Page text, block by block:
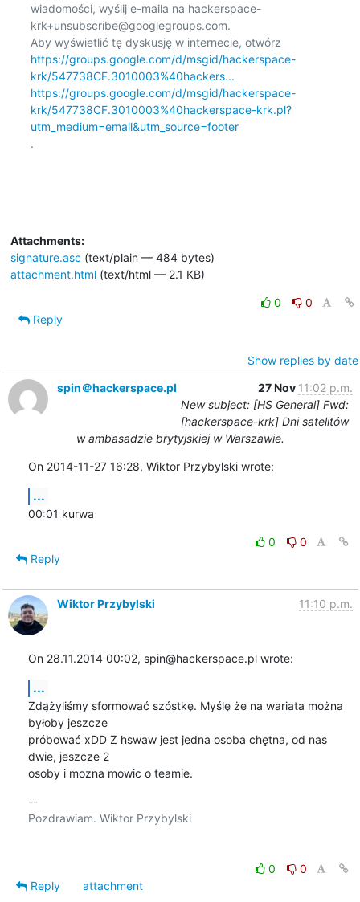
wiadomości, wyślij e-maila na hackerspace-
krk+unsubscribe@googlegroups.com.
https://groups.google.com/d/msgid/hackerspace-
krk/547738CF.3010003%40hackers...
https://groups.google.com/d/msgid/hackerspace-
krk/547738CF.3010003%40hackerspace-krk.pl?
utm_medium=email&utm_source=footer
.
Attachments:
signature.asc (text/plain — 484 bytes)
attachment.html(text/html — 2.1 KB)
0
0
Reply
Show replies by date
spin＠hackerspace.pl
27 Nov 11:02 p.m.
New subject: [HS General] Fwd:
[hackerspace-krk] Dni satelitów
w ambasadzie brytyjskiej w Warszawie.
On 2014-11-27 16:28, Wiktor Przybylski wrote:
...
00:01 kurwa
0
0
Reply
Wiktor Przybylski 11:10 p.m.
On 28.11.2014 00:02, spin@hackerspace.pl wrote:
...
Zdążyliśmy sformować szóstkę. Myślę że na wariata można
byłoby jeszcze
próbować xDD Z hswaw jest jedna osoba chętna, od nas
dwie, jeszcze 2
osoby i mozna mowic o teamie.
--
Pozdrawiam. Wiktor Przybylski
0
0
Reply
attachment